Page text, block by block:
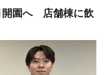
開園へ 店舗棟に飲